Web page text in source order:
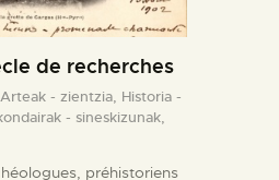
de recherches
Arteak - zientzia, Historia -
- sineskizunak,
préhistoriens